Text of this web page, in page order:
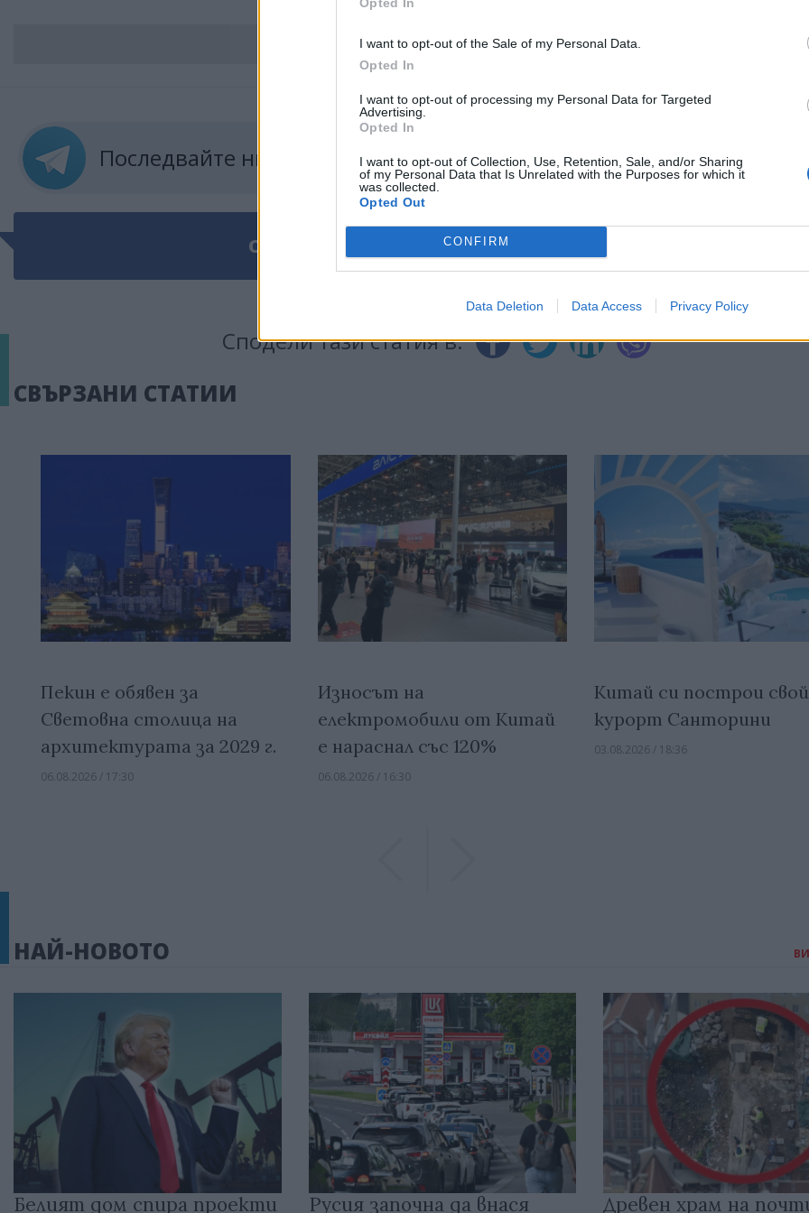
I want to opt-out of the Sale of my Personal Data.
Opted In
I want to opt-out of processing my Personal Data for Targeted
Advertising.
Opted In
I want to opt-out of Collection, Use, Retention, Sale, and/or Sharing
of my Personal Data that Is Unrelated with the Purposes for which it
was collected.
Opted Out
CONFIRM
Data Deletion Data Access Privacy Policy
ВСИЧКИ НОВИНИ »
Последвайте ни в ТЕЛЕГРАМ Последвайте ни във
ОЩЕ ПО ТЕМАТА ВЪВ facebook
Сподели тази статия в:
СВЪРЗАНИ СТАТИИ
Пекин е обявен за
Световна столица на
архитектурата за 2029 г.
06.08.2026 / 17:30
Износът на
електромобили от Китай
е нараснал със 120%
06.08.2026 / 16:30
Китай си построи свой
курорт Санторини
03.08.2026 / 18:36
НАЙ-НОВОТО
Белият дом спира проекти Русия започна да внася Древен храм на